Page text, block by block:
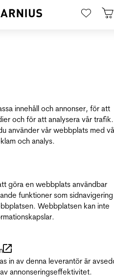
innehåll och annonser, för att
och för att analysera vår
använder vår webbplats med
och analys.
göra en webbplats användbar
funktioner som
Webbplatsen kan inte
in av denna leverantör är
annonseringseffektivitet.